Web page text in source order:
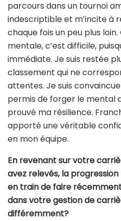
parcours dans un tournoi
indescriptible et m’incite à
chaque fois un peu plus
mentale, c’est difficile,
immédiate. Je suis restée
classement qui ne
attentes. Je suis
permis de forger le mental
prouvé ma résilience.
apporté une véritable
en mon équipe.
En revenant sur votre
avez relevés, la
en train de faire
dans votre gestion de
différemment?